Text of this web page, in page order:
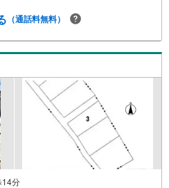
ォーム実績多数！中古物件をご購入
ズスペース用意しております。ぜ
場ください。・営業時間 午前9時00
日:水曜日）この時間帯はお電話で
ズにご案内できます。右下の電話
くはお気軽にお電話ください。
（通話料無料）
14分